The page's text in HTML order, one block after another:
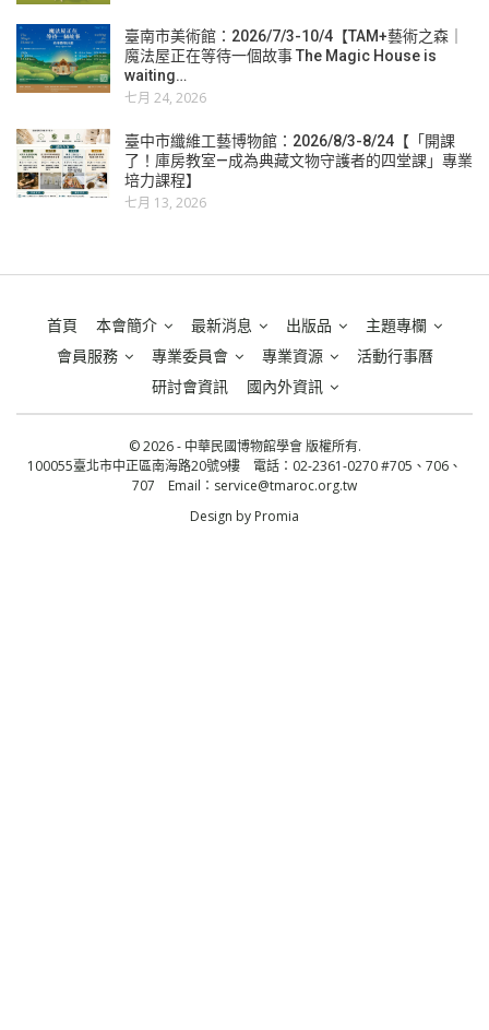
臺南市美術館：2026/7/3-10/4【TAM+藝術之森｜
魔法屋正在等待一個故事 The Magic House is
waiting…
七月 24, 2026
臺中市纖維工藝博物館：2026/8/3-8/24【「開課
了！庫房教室—成為典藏文物守護者的四堂課」專業
培力課程】
七月 13, 2026
首頁 本會簡介 最新消息 出版品
主題專欄
會員服務
專業委員會 專業資源
活動行事曆
研討會資訊
國內外資訊
© 2026 - 中華民國博物館學會 版權所有.
100055臺北市中正區南海路20號9樓 電話：02-2361-0270 #705、706、
707 Email： service@tmaroc.org.tw
Design by Promia